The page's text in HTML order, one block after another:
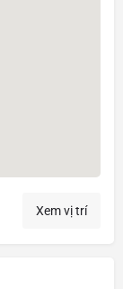
Xem vị trí